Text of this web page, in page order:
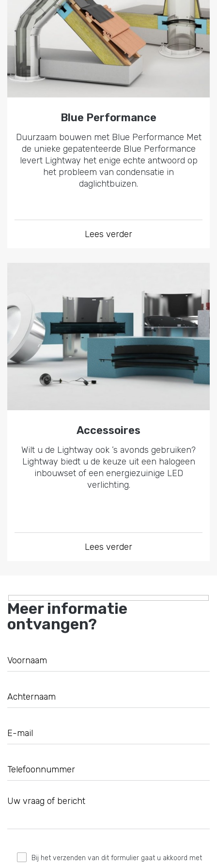
Blue Performance
Duurzaam bouwen met Blue Performance Met
de unieke gepatenteerde Blue Performance
levert Lightway het enige echte antwoord op
het probleem van condensatie in
daglichtbuizen.
Lees verder
Accessoires
Wilt u de Lightway ook ’s avonds gebruiken?
Lightway biedt u de keuze uit een halogeen
inbouwset of een energiezuinige LED
verlichting.
Lees verder
Meer informatie
ontvangen?
Bij het verzenden van dit formulier gaat u akkoord met